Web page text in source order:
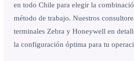
en todo Chile para elegir la
método de trabajo. Nuestros
terminales Zebra y Honeywell en
la configuración óptima para tu